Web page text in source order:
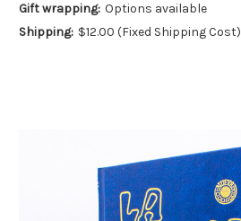
Gift wrapping: Options available
Shipping: $12.00 (Fixed Shipping Cost)